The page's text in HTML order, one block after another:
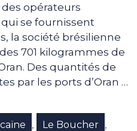
opérateurs
se fournissent
la société brésilienne
701 kilogrammes de
Des quantités de
par les ports d’Oran …
, Le Boucher ,